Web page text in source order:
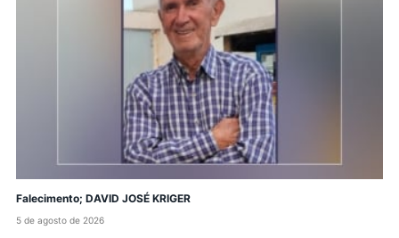
Falecimento; DAVID JOSÉ KRIGER
5 de agosto de 2026